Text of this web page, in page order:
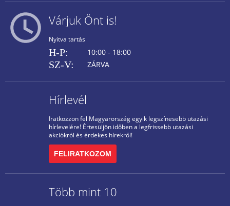
Várjuk Önt is!
Nyitva tartás
H-P: 10:00 - 18:00
SZ-V: ZÁRVA
Hírlevél
Iratkozzon fel Magyarország egyik legszínesebb utazási
hírlevelére! Értesüljön időben a legfrissebb utazási
akciókról és érdekes hírekről!
FELIRATKOZOM
Több mint 10